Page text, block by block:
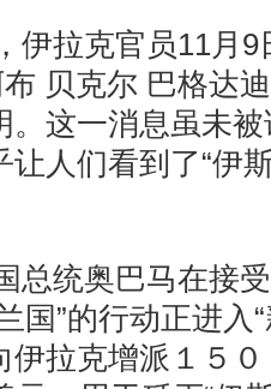
拉克官员11月9
贝克尔 巴格达
。这一消息虽未
人们看到了“伊
统奥巴马在接受
国”的行动正进入
伊拉克增派１５